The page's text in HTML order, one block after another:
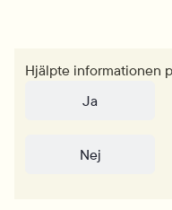
Hjälpte informationen
Ja
Nej